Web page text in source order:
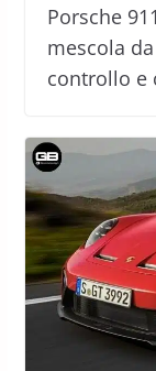
Porsche
mescola
controllo e